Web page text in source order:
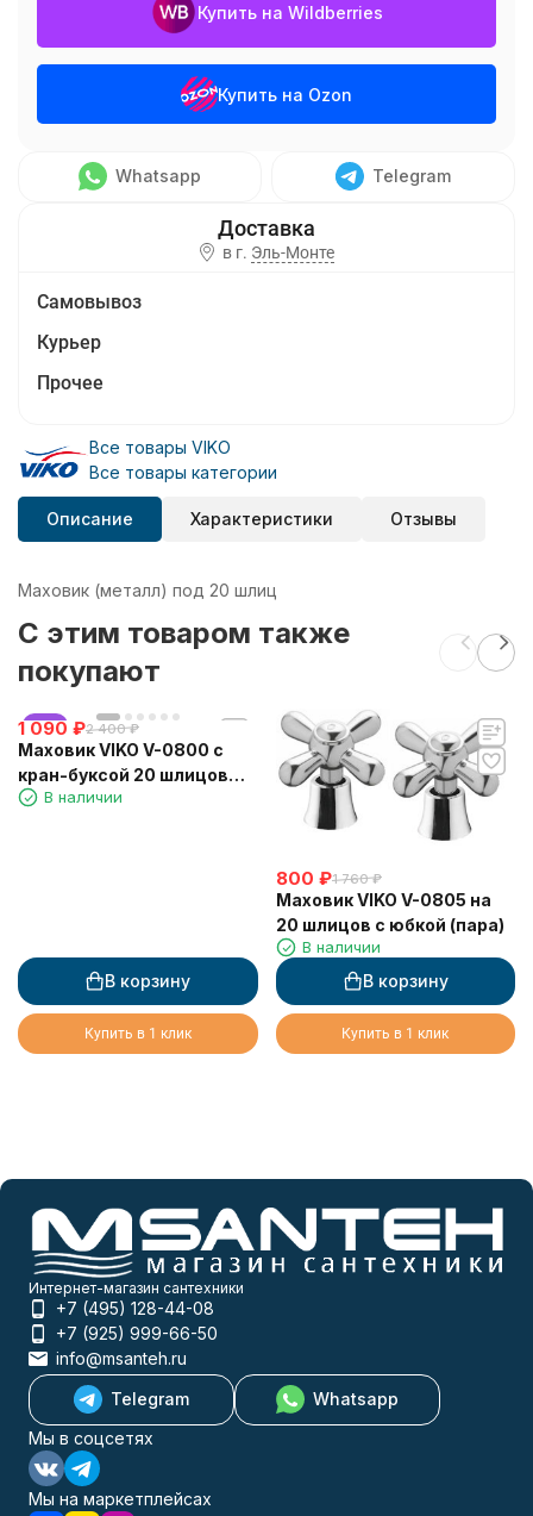
Купить на Wildberries
Купить на Ozon
Whatsapp Telegram
в г. Эль-Монте
Самовывоз
Курьер
Прочее
Все товары VIKO
Все товары категории
Описание Характеристики Отзывы
Маховик (металл) под 20 шлиц
C этим товаром также
покупают
хит
1 090 ₽2 400 ₽
Маховик VIKO V-0800 с
кран-буксой 20 шлицов
(пара)В наличии
В корзину
Купить в 1 клик
800 ₽1 760 ₽
Маховик VIKO V-0805 на
20 шлицов с юбкой (пара)
В наличии
В корзину
Купить в 1 клик
Интернет-магазин сантехники
+7 (495) 128-44-08
+7 (925) 999-66-50
info@msanteh.ru
Telegram
Whatsapp
Мы в соцсетях
Мы на маркетплейсах